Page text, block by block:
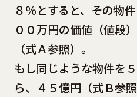
８％とすると、その物
００万円の価値（値段
（式Ａ参照）。
もし同じような物件を
ら、４５億円（式Ｂ参